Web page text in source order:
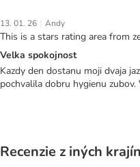
13. 01. 26 | Andy
This is a stars rating area from
Velka spokojnost
Kazdy den dostanu moji dvaja
pochvalila dobru hygienu
Recenzie z iných krajín